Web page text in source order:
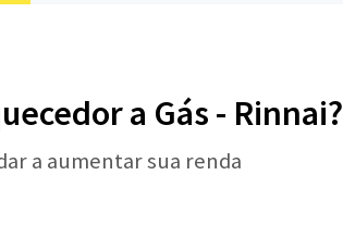
a Gás - Rinnai?
a aumentar sua renda